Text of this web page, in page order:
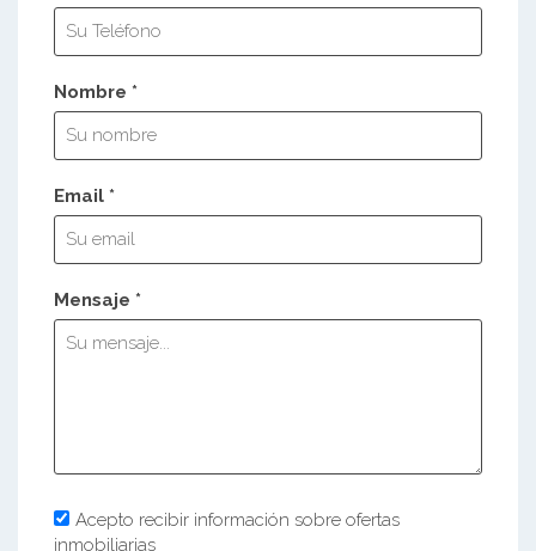
Nombre *
Email *
Mensaje *
Acepto recibir información sobre ofertas
inmobiliarias